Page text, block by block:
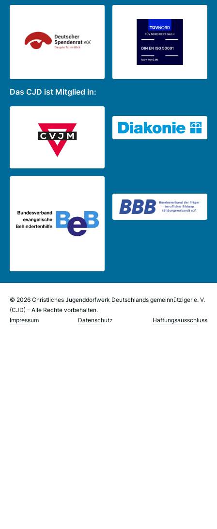
Das CJD ist Mitglied in:
© 2026 Christliches Jugenddorfwerk Deutschlands gemeinnütziger e. V.
(CJD) - Alle Rechte vorbehalten.
Impressum
Datenschutz Haftungsausschluss